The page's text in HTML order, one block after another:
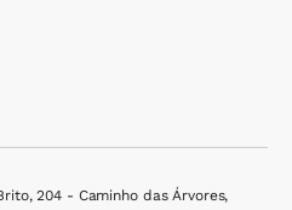
204 - Caminho das Árvores,